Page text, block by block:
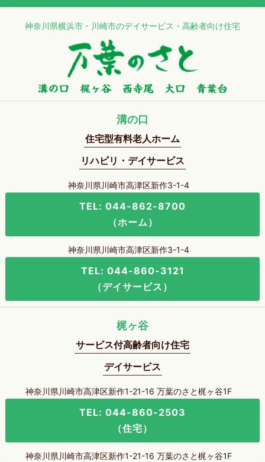
神奈川県横浜市・川崎市のデイサービス・高齢者向け住宅
溝の口
住宅型有料老人ホーム
リハビリ・デイサービス
神奈川県川崎市高津区新作3-1-4
TEL: 044-862-8700
（ホーム）
神奈川県川崎市高津区新作3-1-4
TEL: 044-860-3121
（デイサービス）
梶ヶ谷
サービス付高齢者向け住宅
デイサービス
神奈川県川崎市高津区新作1-21-16 万葉のさと梶ヶ谷1F
TEL: 044-860-2503
（住宅）
神奈川県川崎市高津区新作1-21-16 万葉のさと梶ヶ谷1F